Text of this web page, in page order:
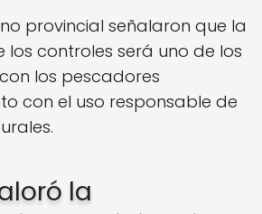
provincial señalaron que la
controles será uno de los
los pescadores
con el uso responsable de
la